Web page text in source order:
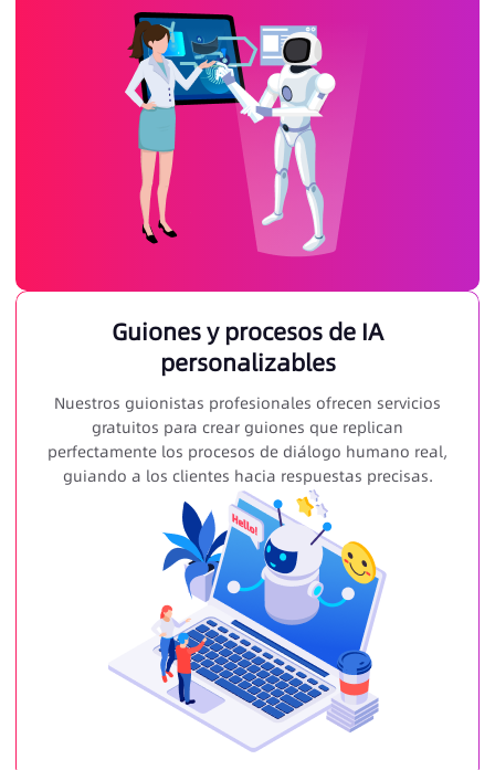
Guiones y procesos de IA
personalizables
Nuestros guionistas profesionales ofrecen servicios
gratuitos para crear guiones que replican
perfectamente los procesos de diálogo humano real,
guiando a los clientes hacia respuestas precisas.